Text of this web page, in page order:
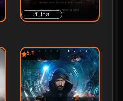
ซับไทย
5.1